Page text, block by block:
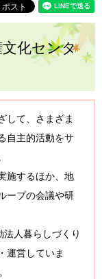
化センタ
して、さまざま
自主的活動をサ
施するほか、地
ープの会議や研
人暮らしづくり
運営していま